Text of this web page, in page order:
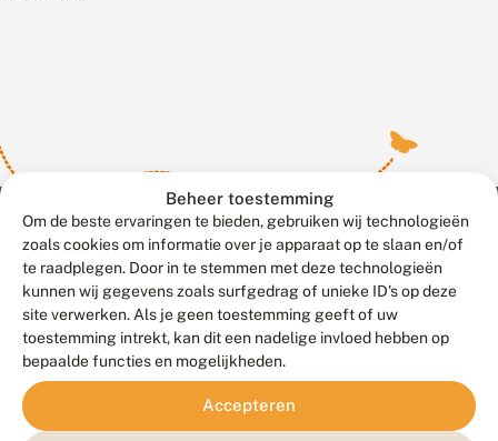
Beheer toestemming
Om de beste ervaringen te bieden, gebruiken wij technologieën
zoals cookies om informatie over je apparaat op te slaan en/of
te raadplegen. Door in te stemmen met deze technologieën
kunnen wij gegevens zoals surfgedrag of unieke ID's op deze
site verwerken. Als je geen toestemming geeft of uw
toestemming intrekt, kan dit een nadelige invloed hebben op
bepaalde functies en mogelijkheden.
Accepteren
Contact
Veelgestelde vragen
Meld waarnemingen© 2026 Vlinderstichting
Duurzaam ontwikkeld door
Go2People
, ontworpen door
Blue Field Agency
Privacy
Disclaimer
Sitemap